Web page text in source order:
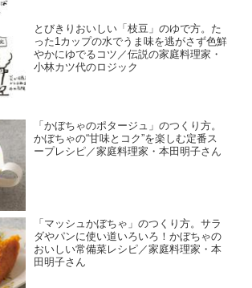
とびきりおいしい「枝豆」のゆで方。た
った1カップの水でうま味を逃がさず色鮮
やかにゆでるコツ／伝説の家庭料理家・
小林カツ代のロジック
「かぼちゃのポタージュ」のつくり方。
かぼちゃの“甘味とコク”を楽しむ定番ス
ープレシピ／家庭料理家・本田明子さん
「マッシュかぼちゃ」のつくり方。サラ
ダやパンに使い道いろいろ！かぼちゃの
おいしい常備菜レシピ／家庭料理家・本
田明子さん